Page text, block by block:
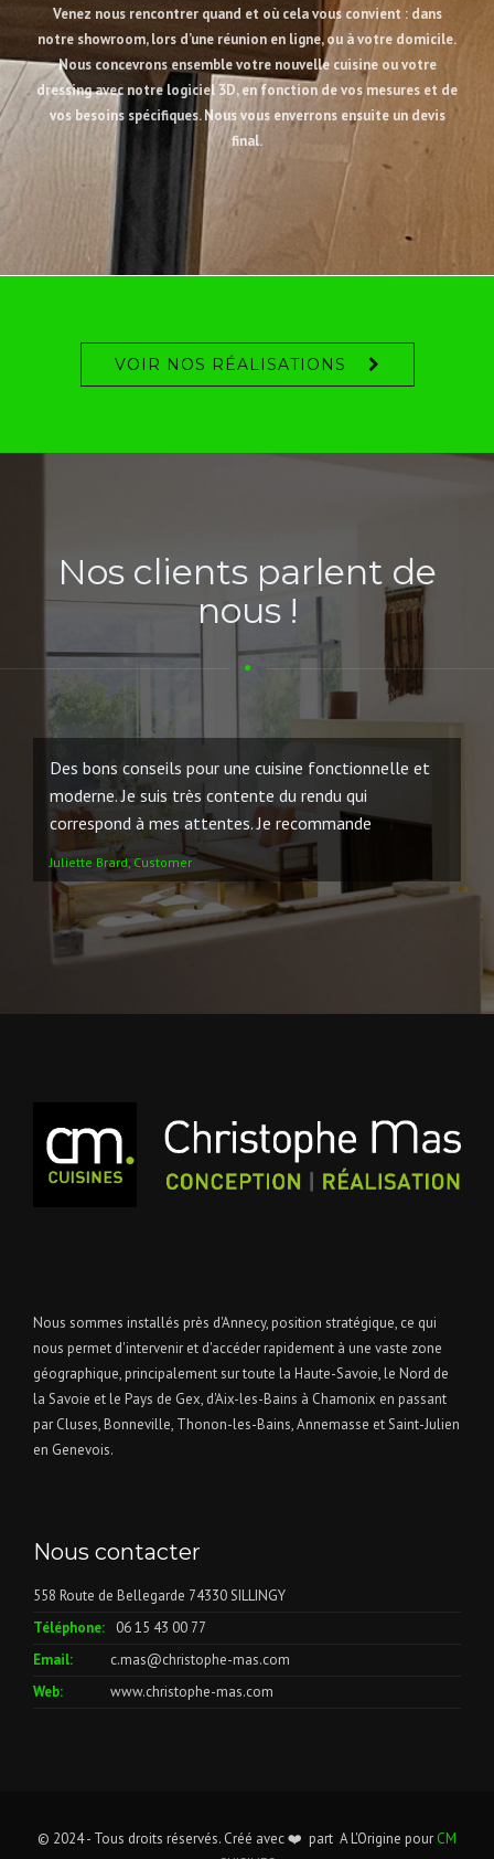
Venez nous rencontrer quand et où cela vous convient : dans
notre showroom, lors d’une réunion en ligne, ou à votre domicile.
Nous concevrons ensemble votre nouvelle cuisine ou votre
dressing avec notre logiciel 3D, en fonction de vos mesures et de
vos besoins spécifiques. Nous vous enverrons ensuite un devis
final.
VOIR NOS RÉALISATIONS
Nos clients parlent de
nous !
Des bons conseils pour une cuisine fonctionnelle et
moderne. Je suis très contente du rendu qui
correspond à mes attentes. Je recommande
Juliette Brard, Customer
Nous sommes installés près d'Annecy, position stratégique, ce qui
nous permet d'intervenir et d'accéder rapidement à une vaste zone
géographique, principalement sur toute la Haute-Savoie, le Nord de
la Savoie et le Pays de Gex, d'Aix-les-Bains à Chamonix en passant
par Cluses, Bonneville, Thonon-les-Bains, Annemasse et Saint-Julien
en Genevois.
Nous contacter
558 Route de Bellegarde 74330 SILLINGY
Téléphone:
06 15 43 00 77
Email:
c.mas@christophe-mas.com
Web:
www.christophe-mas.com
© 2024 - Tous droits réservés. Créé avec ❤️ part A L'Origine pour CM